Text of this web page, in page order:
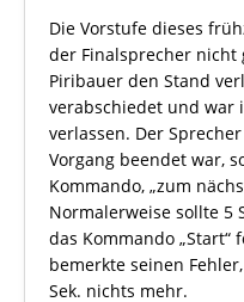
Die Vorstufe dieses
der Finalsprecher nicht
Piribauer den Stand
verabschiedet und war
verlassen. Der
Vorgang beendet war,
Kommando, „zum
Normalerweise sollte 5
das Kommando „Start“
bemerkte seinen
Sek. nichts mehr.